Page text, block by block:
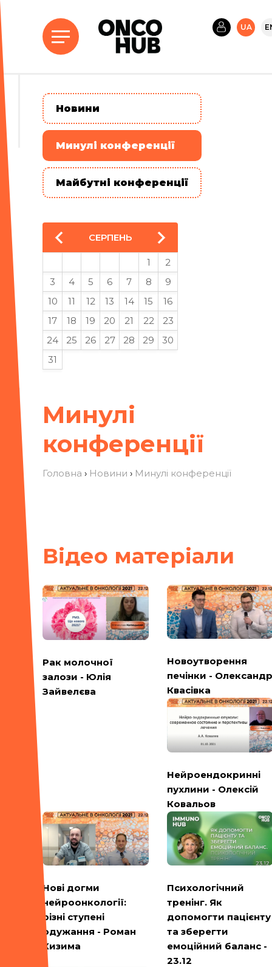
UA
Минулі
конференції
Головна › Новини › Минулі конференції
Вiдео матерiали
Рак молочної
залози - Юлія
Зайвелєва
Новоутворення
печінки - Олександр
Квасівка
Нейроендокринні
пухлини - Олексій
Ковальов
Нові догми
нейроонкології:
різні ступені
одужання - Роман
Кизима
Психологічний
тренінг. Як
допомогти пацієнту
та зберегти
емоційний баланс -
23.12
Новини
Минулі конференції
Майбутні конференції
СЕРПЕНЬ
1
2
3
4 5 6 7 8
9
10
11 12 13 14 15
16
17
18 19 20 21 22
23
24
25 26 27 28 29
30
31